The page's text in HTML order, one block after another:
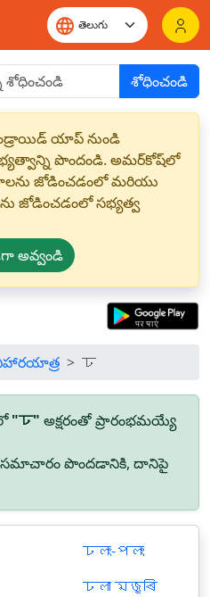
శోధించండి
యాప్ నుండి
పొందండి. అమర్‌కోష్‌లో
జోడించడంలో మరియు
జోడించడంలో సభ్యత్వ
అవ్వండి
ঢ
"ঢ" అక్షరంతో ప్రారంభమయ్యే
సమాచారం పొందడానికి, దానిపై
ঢলং-পলং
ঢলা মজুৰি